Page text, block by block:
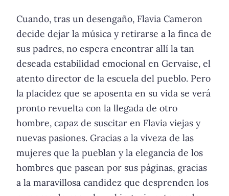
Cuando, tras un desengaño, Flavia Cameron
decide dejar la música y retirarse a la finca de
sus padres, no espera encontrar allí la tan
deseada estabilidad emocional en Gervaise, el
atento director de la escuela del pueblo. Pero
la placidez que se aposenta en su vida se verá
pronto revuelta con la llegada de otro
hombre, capaz de suscitar en Flavia viejas y
nuevas pasiones. Gracias a la viveza de las
mujeres que la pueblan y la elegancia de los
hombres que pasean por sus páginas, gracias
a la maravillosa candidez que desprenden los